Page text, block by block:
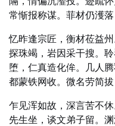
常惭报称谋。菲材仍濩落
忆昨逢宗匠，衡材莅益
探珠竭，岩因采干搜。
堕，仁真造化侔。几人
都蒙铁网收。微名劳简拔
乍见浑如故，深言苦不
先生坐，谈文弟子留。